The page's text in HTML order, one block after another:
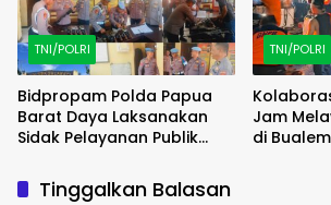
TNI/POLRI
Bidpropam Polda Papua
Barat Daya Laksanakan
Sidak Pelayanan Publik
di Polsek Salawati
TNI/POLRI
Jam
di
Tinggalkan Balasan